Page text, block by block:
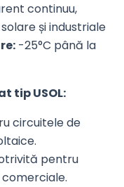
continuu,
și industriale
-25°C până la
tip USOL:
circuitele de
pentru